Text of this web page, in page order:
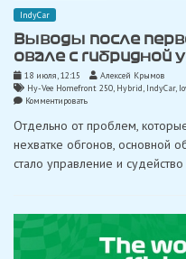
IndyCar
Выводы после
овале с гибридной
18 июля, 12:15
Алексей Крымов
Hy-Vee Homefront 250, Hybrid, IndyCar,
Комментироватьon
после
гонки
IndyCar
гибридной
Отдельно от проблем,
нехватке обгонов, основной
стало управление и судейство